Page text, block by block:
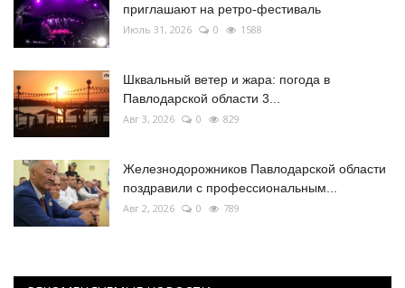
приглашают на ретро-фестиваль
Июль 31, 2026 0 1588
Шквальный ветер и жара: погода в
Павлодарской области 3...
Авг 3, 2026 0 829
Железнодорожников Павлодарской области
поздравили с профессиональным...
Авг 2, 2026 0 789